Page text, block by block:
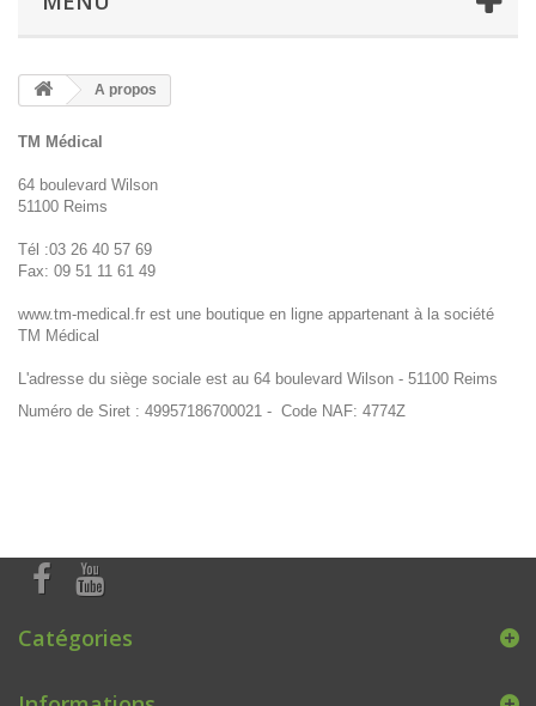
A propos
TM Médical
64 boulevard Wilson
51100 Reims
Tél :03 26 40 57 69
Fax: 09 51 11 61 49
www.tm-medical.fr est une boutique en ligne appartenant à la société
TM Médical
L'adresse du siège sociale est au 64 boulevard Wilson - 51100 Reims
Numéro de Siret : 49957186700021 - Code NAF: 4774Z
Catégories